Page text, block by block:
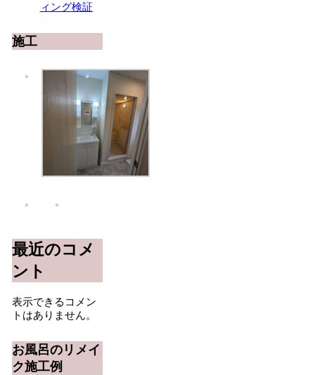
ィング検証
施工
最近のコメ
ント
表示できるコメン
トはありません。
お風呂のリメイ
ク施工例